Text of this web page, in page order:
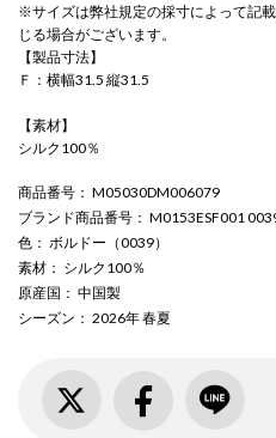
※サイズは弊社規定の採寸によって記
じる場合がございます。
【製品寸法】
Ｆ：横幅31.5 縦31.5
【素材】
シルク100％
商品番号 ： M05030DM006079
ブランド商品番号 ： M0153ESF001
色 ： ボルドー（0039）
素材 ： シルク100％
原産国 ： 中国製
シーズン ： 2026年 春夏